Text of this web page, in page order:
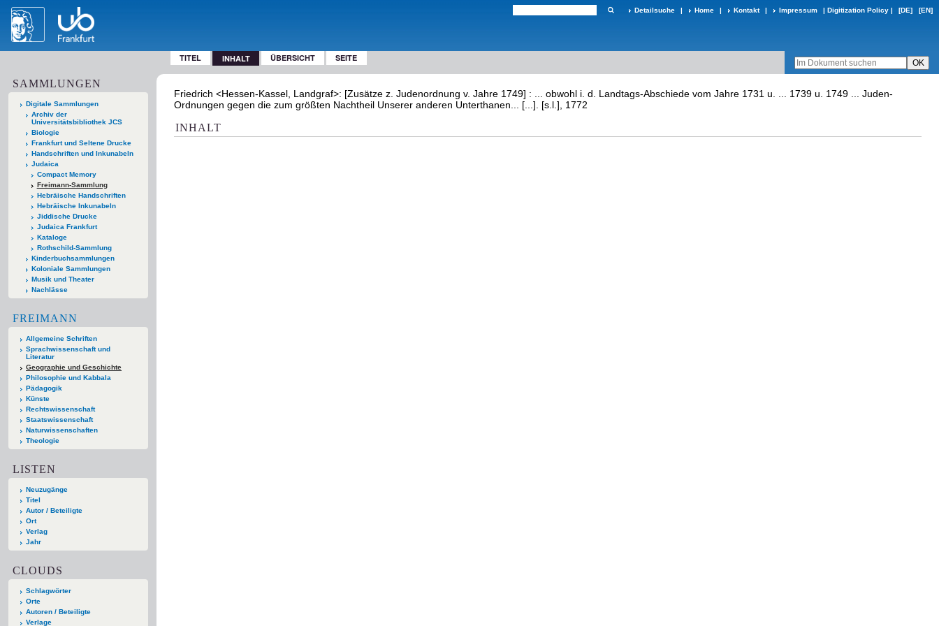
Detailsuche | Home | Kontakt | Impressum | Digitization Policy | [DE] [EN]
TITEL INHALT ÜBERSICHT SEITE
SAMMLUNGEN
Digitale Sammlungen
Archiv der
Universitätsbibliothek JCS
Biologie
Frankfurt und Seltene Drucke
Handschriften und Inkunabeln
Judaica
Compact Memory
Freimann-Sammlung
Hebräische Handschriften
Hebräische Inkunabeln
Jiddische Drucke
Judaica Frankfurt
Kataloge
Rothschild-Sammlung
Kinderbuchsammlungen
Koloniale Sammlungen
Musik und Theater
Nachlässe
FREIMANN
Allgemeine Schriften
Sprachwissenschaft und
Literatur
Geographie und Geschichte
Philosophie und Kabbala
Pädagogik
Künste
Rechtswissenschaft
Staatswissenschaft
Naturwissenschaften
Theologie
LISTEN
Neuzugänge
Titel
Autor / Beteiligte
Ort
Verlag
Jahr
CLOUDS
Schlagwörter
Orte
Autoren / Beteiligte
Verlage
Friedrich <Hessen-Kassel, Landgraf>: [Zusätze z. Judenordnung v. Jahre 1749] : ... obwohl i. d. Landtags-Abschiede vom Jahre 1731 u. ... 1739 u. 1749 ... Juden-
Ordnungen gegen die zum größten Nachtheil Unserer anderen Unterthanen... [...]. [s.l.], 1772
INHALT